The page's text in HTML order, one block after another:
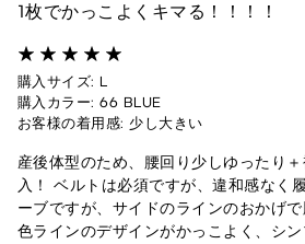
1枚でかっこよくキマる！！！！
購入サイズ: L
購入カラー: 66 BLUE
お客様の着用感: 少し大きい
産後体型のため、腰回り少しゆったり
入！ ベルトは必須ですが、違和感なく
ーブですが、サイドのラインのおかげ
色ラインのデザインがかっこよく、シ